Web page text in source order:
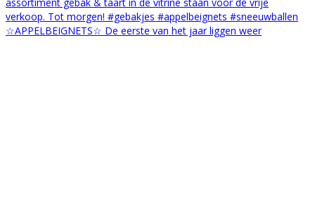
☆APPELBEIGNETS☆ De eerste van het jaar liggen weer